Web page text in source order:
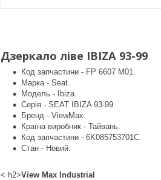
Дзеркало ліве IBIZA 93-99
Код запчастини - FP 6607 M01.
Марка - Seat.
Модель - Ibiza.
Серія - SEAT IBIZA 93-99.
Бренд - ViewMax.
Країна виробник - Тайвань.
Код запчастини - 6K085753701C.
Стан - Новий.
< h2>View Max Industrial